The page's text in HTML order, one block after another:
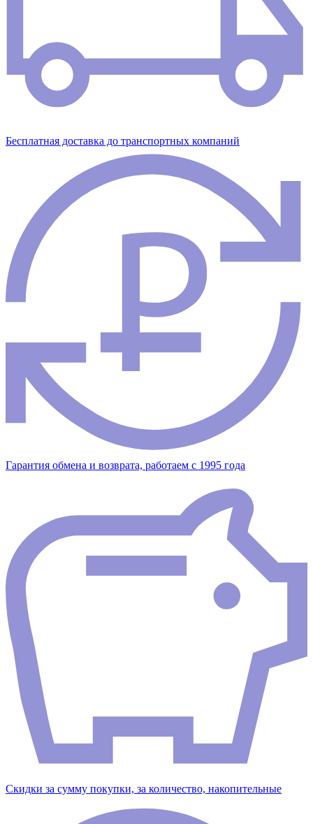
Бесплатная доставка до транспортных компаний
Гарантия обмена и возврата, работаем с 1995 года
Скидки за сумму покупки, за количество, накопительные